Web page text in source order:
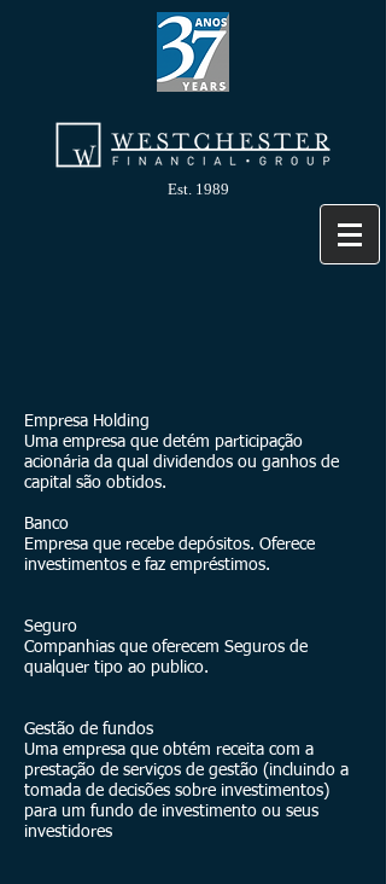
Est. 1989
Empresa Holding
Uma empresa que detém participação
acionária da qual dividendos ou ganhos de
capital são obtidos.
Banco
Empresa que recebe depósitos. Oferece
investimentos e faz empréstimos.
Seguro
Companhias que oferecem Seguros de
qualquer tipo ao publico.
Gestão de fundos
Uma empresa que obtém receita com a
prestação de serviços de gestão (incluindo a
tomada de decisões sobre investimentos)
para um fundo de investimento ou seus
investidores